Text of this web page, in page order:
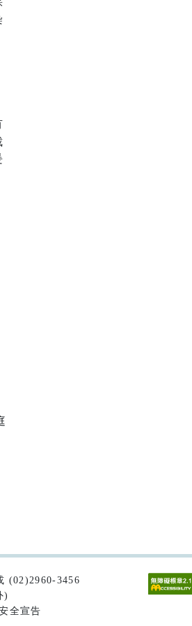
(02)2960-3456
)
全宣告